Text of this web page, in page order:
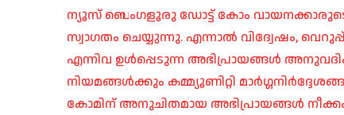
ന്യൂസ് ബെംഗളൂരു ഡോട്ട് കോം
സ്വാഗതം ചെയ്യുന്നു. എന്നാൽ വിദ്വേഷം,
എന്നിവ ഉൾപ്പെടുന്ന അഭിപ്രായങ്ങൾ
നിയമങ്ങൾക്കും കമ്മ്യൂണിറ്റി
കോമിന് അനുചിതമായ അഭിപ്രായങ്ങൾ